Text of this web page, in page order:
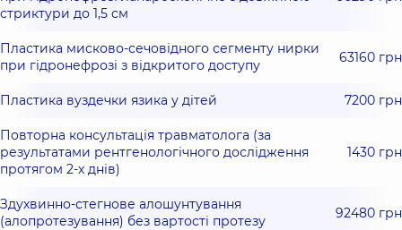
стриктури до 1,5 см
Пластика мисково-сечовідного сегменту нирки
при гідронефрозі з відкритого доступу
63160 грн
Пластика вуздечки язика у дітей 7200 грн
Повторна консультація травматолога (за
результатами рентгенологічного дослідження
протягом 2-х днів)
1430 грн
Здухвинно-стегнове алошунтування
(алопротезування) без вартості протезу
92480 грн